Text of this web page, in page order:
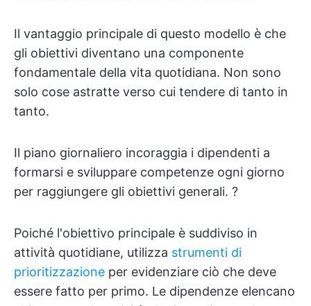
Il vantaggio principale di questo modello è che
gli obiettivi diventano una componente
fondamentale della vita quotidiana. Non sono
solo cose astratte verso cui tendere di tanto in
tanto.
Il piano giornaliero incoraggia i dipendenti a
formarsi e sviluppare competenze ogni giorno
per raggiungere gli obiettivi generali. ?
Poiché l'obiettivo principale è suddiviso in
attività quotidiane, utilizza strumenti di
prioritizzazione per evidenziare ciò che deve
essere fatto per primo. Le dipendenze elencano